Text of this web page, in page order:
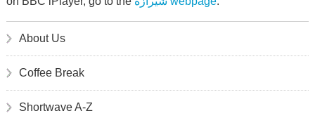
About Us
Coffee Break
Shortwave A-Z